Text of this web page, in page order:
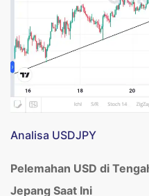
Analisa USDJPY
Pelemahan USD di
Jepang Saat Ini